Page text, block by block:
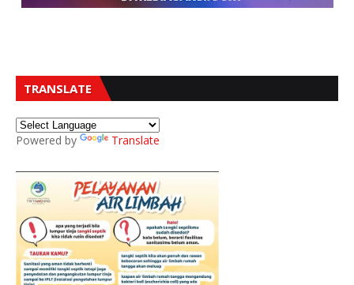
TRANSLATE
Powered by Translate